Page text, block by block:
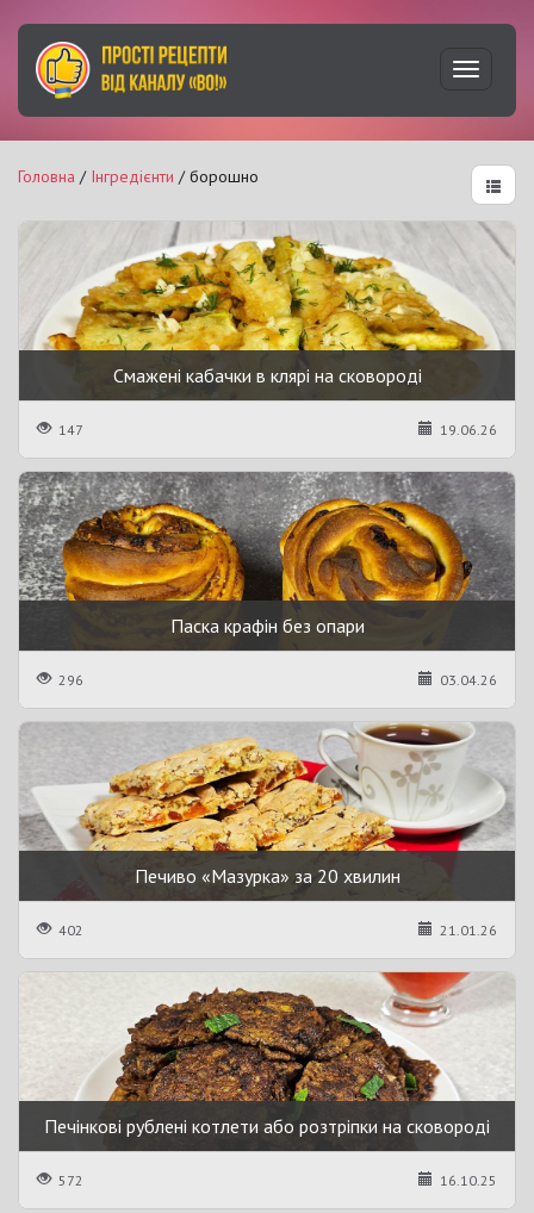
Головна / Інгредієнти / борошно
Смажені кабачки в клярі на сковороді
147 19.06.26
Паска крафін без опари
296 03.04.26
Печиво «Мазурка» за 20 хвилин
402 21.01.26
Печінкові рублені котлети або розтріпки на сковороді
572 16.10.25